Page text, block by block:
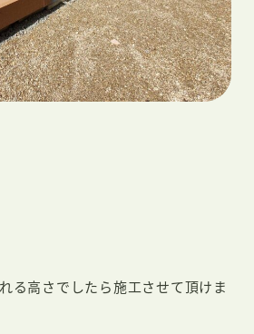
る高さでしたら施工させて頂けま